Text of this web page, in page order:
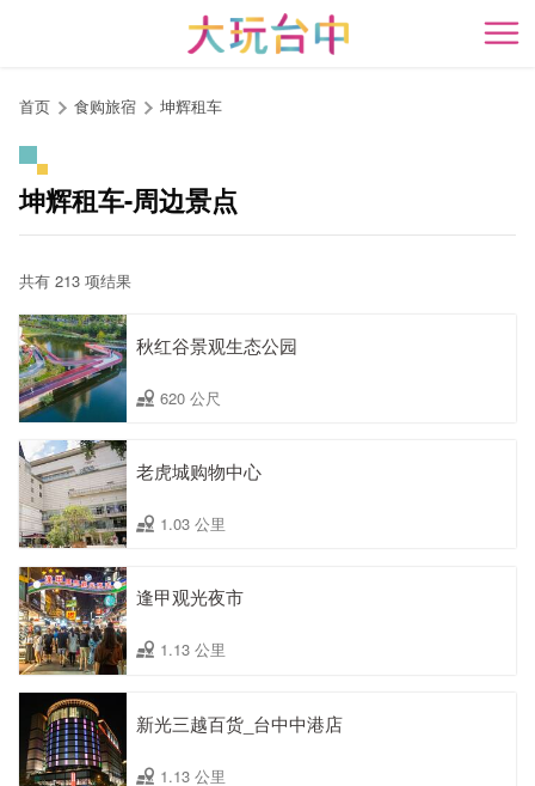
开
首页 食购旅宿 坤辉租车
坤辉租车-周边景点
共有 213 项结果
秋红谷景观生态公园
620 公尺
老虎城购物中心
1.03 公里
逢甲观光夜市
1.13 公里
新光三越百货_台中中港店
1.13 公里